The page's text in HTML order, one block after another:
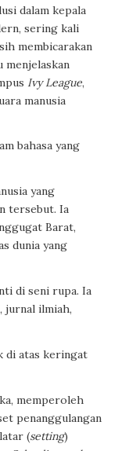
dalam kepala
sering kali
membicarakan
menjelaskan
Ivy League,
manusia
bahasa yang
yang
tersebut. Ia
Barat,
dunia yang
di seni rupa. Ia
jurnal ilmiah,
di atas keringat
memperoleh
penanggulangan
(setting)